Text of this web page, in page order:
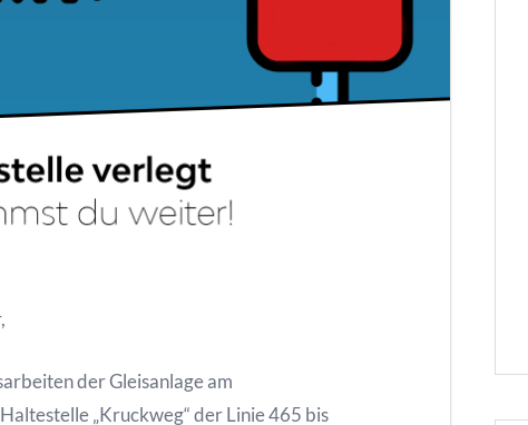
der Gleisanlage am
„Kruckweg“ der Linie 465 bis